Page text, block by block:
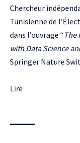
Chercheur
Tunisienne de
dans l’ouvrage “ The
with Data Science
Springer Nature
Lire